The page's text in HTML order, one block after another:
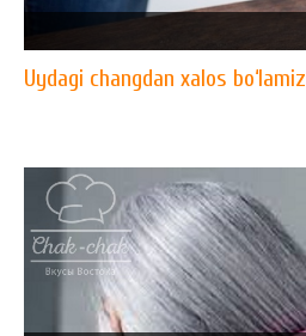
Uydagi changdan xalos bo‘lamiz